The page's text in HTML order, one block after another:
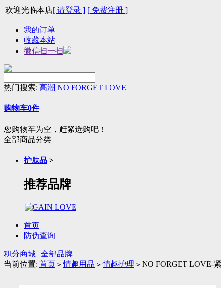
欢迎光临本店[ 请登录 ] [ 免费注册 ]
我的订单
收藏本站
微信扫一扫
热门搜索: 高潮 NO FORGET LOVE
购物车0件
您购物车为空，赶紧选购吧！
全部商品分类
护肤品 >
推荐品牌
首页
防伪查询
积分商城 | 全部品牌
当前位置: 首页 > 情趣用品 > 情趣护理 > NO FORGET LOVE-